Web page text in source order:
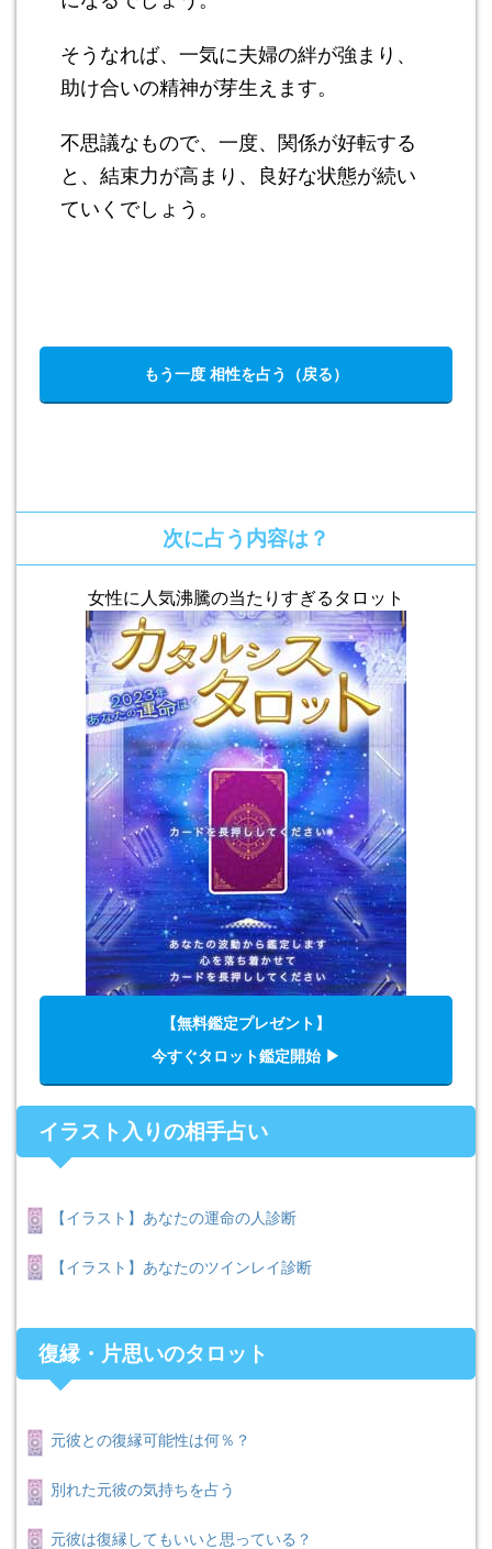
そうなれば、一気に夫婦の絆が強まり、
助け合いの精神が芽生えます。
不思議なもので、一度、関係が好転する
と、結束力が高まり、良好な状態が続い
ていくでしょう。
もう一度 相性を占う（戻る）
次に占う内容は？
女性に人気沸騰の当たりすぎるタロット
【無料鑑定プレゼント】
今すぐタロット鑑定開始 ▶︎
イラスト入りの相手占い
【イラスト】あなたの運命の人診断
【イラスト】あなたのツインレイ診断
復縁・片思いのタロット
元彼との復縁可能性は何％？
別れた元彼の気持ちを占う
元彼は復縁してもいいと思っている？